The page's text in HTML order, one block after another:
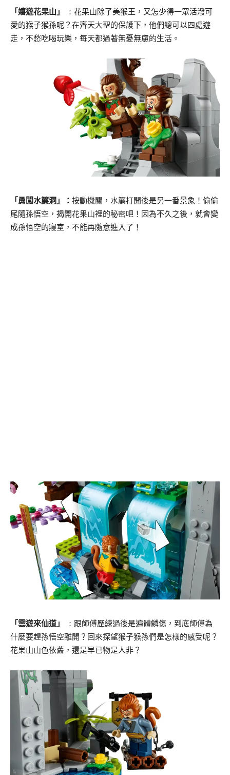
「嬉遊花果山」 ： 花果山除了美猴王，又怎少得一眾活潑可
愛的猴子猴孫呢？ 在齊天大聖的保護下，他們總可以四處遊
走，不愁吃喝玩樂， 每天都過著無憂無慮的生活。
「勇闖水簾洞」： 按動機關，水簾打開後是另一番景象！偷偷
尾隨孫悟空， 揭開花果山裡的秘密吧！因為不久之後，就會變
成孫悟空的寢室， 不能再隨意進入了！
「雲遊來仙道」 ： 跟師傅歷練過後是遍體鱗傷，到底師傅為
什麼要趕孫悟空離開？ 回來探望猴子猴孫們是怎樣的感受呢？
花果山山色依舊， 還是早已物是人非？